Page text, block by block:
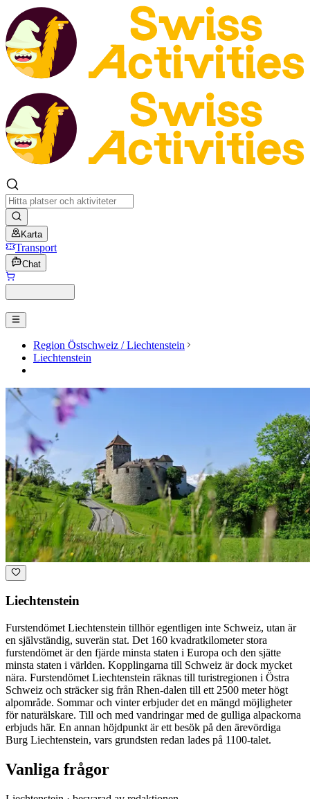
Karta
Transport
Chat
Region Östschweiz / Liechtenstein
Liechtenstein
Liechtenstein
Furstendömet Liechtenstein tillhör egentligen inte Schweiz, utan är
en självständig, suverän stat. Det 160 kvadratkilometer stora
furstendömet är den fjärde minsta staten i Europa och den sjätte
minsta staten i världen. Kopplingarna till Schweiz är dock mycket
nära. Furstendömet Liechtenstein räknas till turistregionen i Östra
Schweiz och sträcker sig från Rhen-dalen till ett 2500 meter högt
alpområde. Sommar och vinter erbjuder det en mängd möjligheter
för naturälskare. Till och med vandringar med de gulliga alpackorna
erbjuds här. En annan höjdpunkt är ett besök på den ärevördiga
Burg Liechtenstein, vars grundsten redan lades på 1100-talet.
Vanliga frågor